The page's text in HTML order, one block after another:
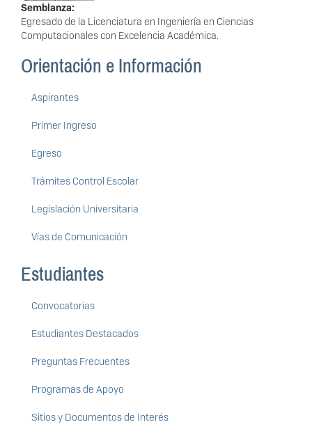
Semblanza:
Egresado de la Licenciatura en Ingeniería en Ciencias
Computacionales con Excelencia Académica.
Orientación e Información
Aspirantes
Primer Ingreso
Egreso
Trámites Control Escolar
Legislación Universitaria
Vías de Comunicación
Estudiantes
Convocatorias
Estudiantes Destacados
Preguntas Frecuentes
Programas de Apoyo
Sitios y Documentos de Interés